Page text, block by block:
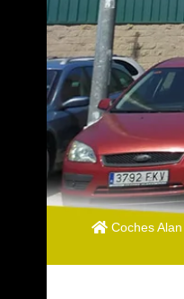
Coches Alan